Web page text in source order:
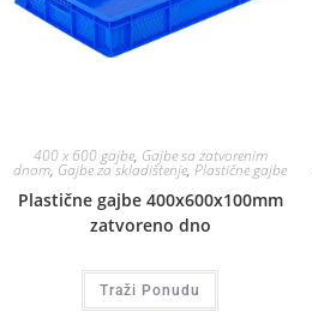
400 x 600 gajbe, Gajbe sa zatvorenim
dnom, Gajbe za skladištenje, Plastične gajbe
Plastične gajbe 400x600x100mm
zatvoreno dno
Traži Ponudu